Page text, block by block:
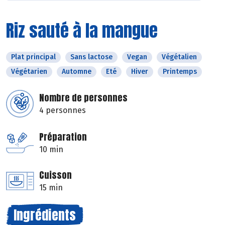
Riz sauté à la mangue
Plat principal Sans lactose Vegan
Végétalien
Végétarien
Automne Eté Hiver Printemps
Nombre de personnes
4 personnes
Préparation
10 min
Cuisson
15 min
Ingrédients